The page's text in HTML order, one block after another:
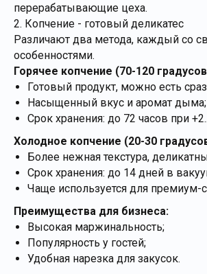
перерабатывающие цеха.
2. Копчение - готовый деликатес
Различают два метода, каждый со
особенностями.
Горячее копчение (70-120
Готовый продукт, можно есть
Насыщенный вкус и аромат дыма;
Срок хранения: до 72 часов при
Холодное копчение (20-30
Более нежная текстура,
Срок хранения: до 14 дней в
Чаще используется для премиум-
Преимущества для бизнеса:
Высокая маржинальность;
Популярность у гостей;
Удобная нарезка для закусок.